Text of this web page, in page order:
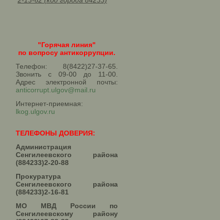
"Горячая линия"
по вопросу антикоррупции.
Телефон: 8(8422)27-37-65.
Звонить с 09-00 до 11-00.
Адрес электронной почты:
anticorrupt.ulgov@mail.ru
Интернет-приемная:
lkog.ulgov.ru
ТЕЛЕФОНЫ ДОВЕРИЯ:
Администрация
Сенгилеевского района
(884233)2-20-88
Прокуратура
Сенгилеевского района
(884233)2-16-81
МО МВД России по
Сенгилеевскому району